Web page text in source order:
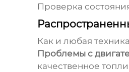
Проверка
Как и любая
Проблемы с
качественное